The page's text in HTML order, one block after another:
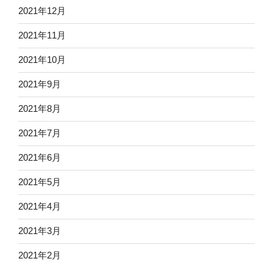
2021年12月
2021年11月
2021年10月
2021年9月
2021年8月
2021年7月
2021年6月
2021年5月
2021年4月
2021年3月
2021年2月